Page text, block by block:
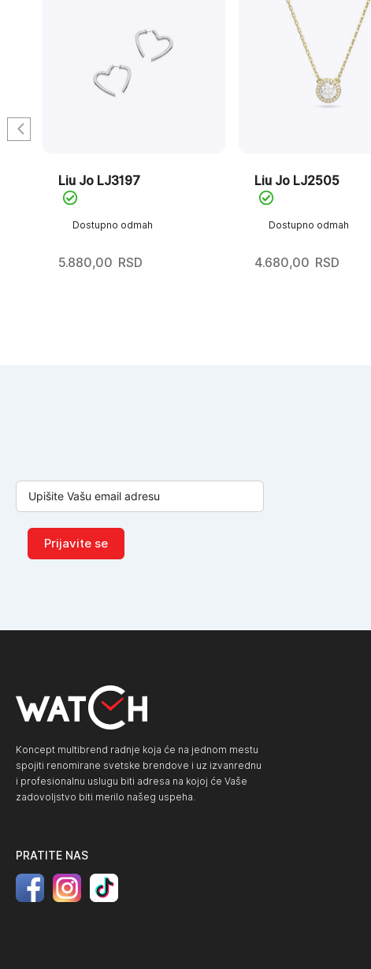
Dostupno odmah
Liu Jo LJ3197
5.880,00 RSD
Dostupno odmah
Liu Jo LJ2505
4.680,00 RSD
Prijavite se
Koncept multibrend radnje koja će na jednom mestu
spojiti renomirane svetske brendove i uz izvanrednu
i profesionalnu uslugu biti adresa na kojoj će Vaše
zadovoljstvo biti merilo našeg uspeha.
PRATITE NAS